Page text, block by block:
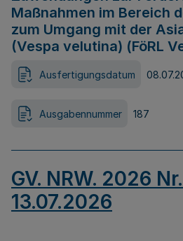
Maßnahmen im Bereich
zum Umgang mit der
(Vespa velutina) (FöRL
Ausfertigungsdatum
Ausgabennummer 187
GV. NRW. 2026
13.07.2026